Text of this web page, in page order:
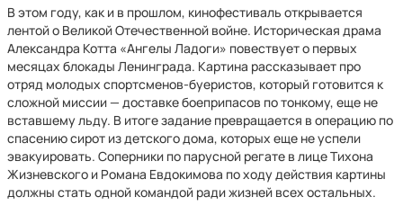
В этом году, как и в прошлом, кинофестиваль открывается
лентой о Великой Отечественной войне. Историческая драма
Александра Котта «Ангелы Ладоги» повествует о первых
месяцах блокады Ленинграда. Картина рассказывает про
отряд молодых спортсменов-буеристов, который готовится к
сложной миссии — доставке боеприпасов по тонкому, еще не
вставшему льду. В итоге задание превращается в операцию по
спасению сирот из детского дома, которых еще не успели
эвакуировать. Соперники по парусной регате в лице Тихона
Жизневского и Романа Евдокимова по ходу действия картины
должны стать одной командой ради жизней всех остальных.